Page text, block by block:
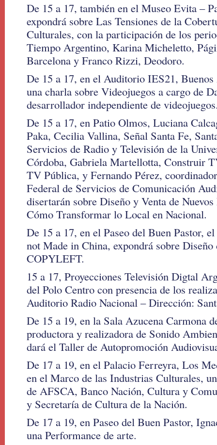
De 15 a 17, también en el Museo Evita –
expondrá sobre Las Tensiones de la
Culturales, con la participación de los
Tiempo Argentino, Karina Micheletto,
Barcelona y Franco Rizzi, Deodoro.
De 15 a 17, en el Auditorio IES21,
una charla sobre Videojuegos a cargo de
desarrollador independiente de
De 15 a 17, en Patio Olmos, Luciana
Paka, Cecilia Vallina, Señal Santa Fe,
Servicios de Radio y Televisión de la
Córdoba, Gabriela Martellotta, Construir
TV Pública, y Fernando Pérez,
Federal de Servicios de Comunicación
disertarán sobre Diseño y Venta de
Cómo Transformar lo Local en Nacional.
De 15 a 17, en el Paseo del Buen Pastor,
not Made in China, expondrá sobre Diseño
COPYLEFT.
15 a 17, Proyecciones Televisión Digtal
del Polo Centro con presencia de los
Auditorio Radio Nacional – Dirección:
De 15 a 19, en la Sala Azucena Carmona
productora y realizadora de Sonido
dará el Taller de Autopromoción
De 17 a 19, en el Palacio Ferreyra, Los
en el Marco de las Industrias Culturales,
de AFSCA, Banco Nación, Cultura y
y Secretaría de Cultura de la Nación.
De 17 a 19, en Paseo del Buen Pastor,
una Performance de arte.